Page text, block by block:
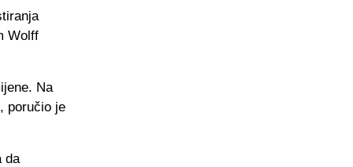
Wolff
Na
poručio je
da